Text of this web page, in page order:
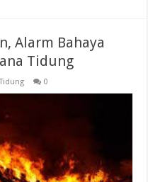
Alarm Bahaya
Tidung
0